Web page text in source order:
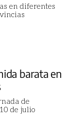
en diferentes
barata en
de
de julio